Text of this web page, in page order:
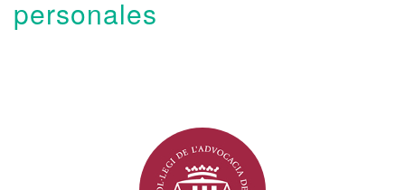
personales